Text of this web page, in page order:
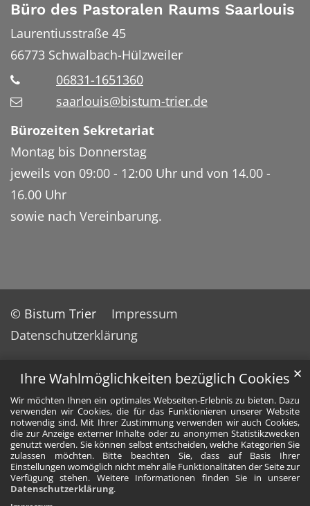
Ihre Wahlmöglichkeiten bezüglich Cookies
Wir möchten Ihnen ein optimales Webseiten-Erlebnis zu bieten. Dazu
verwenden wir Cookies, die für das Funktionieren unserer Website
notwendig sind. Mit Ihrer Zustimmung verwenden wir auch Cookies,
die zur Anzeige externer Inhalte oder zu anonymen Statistikzwecken
genutzt werden. Sie können selbst entscheiden, welche Kategorien Sie
zulassen möchten. Bitte beachten Sie, dass auf Basis Ihrer
Einstellungen womöglich nicht mehr alle Funktionalitäten der Seite zur
Verfügung stehen. Weitere Informationen finden Sie in unserer
Datenschutzerklärung.
✕
Büro des Pastoralen Raums Saarlouis
Laurentiusstraße 45
66773 Schwalbach-Hülzweiler
06831-1651360
saarlouis@bistum-trier.de
Bürozeiten Sekretariat
Montag bis Donnerstag
jeweils von 09:00 - 12:00 Uhr und von 14.00 -
16.00 Uhr
sowie nach Vereinbarung.
© Bistum Trier
Impressum
Datenschutzerklärung